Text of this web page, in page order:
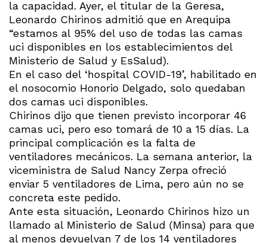
la capacidad. Ayer, el titular de la Geresa,
Leonardo Chirinos admitió que en Arequipa
“estamos al 95% del uso de todas las camas
uci disponibles en los establecimientos del
Ministerio de Salud y EsSalud).
En el caso del ‘hospital COVID-19’, habilitado en
el nosocomio Honorio Delgado, solo quedaban
dos camas uci disponibles.
Chirinos dijo que tienen previsto incorporar 46
camas uci, pero eso tomará de 10 a 15 días. La
principal complicación es la falta de
ventiladores mecánicos. La semana anterior, la
viceministra de Salud Nancy Zerpa ofreció
enviar 5 ventiladores de Lima, pero aún no se
concreta este pedido.
Ante esta situación, Leonardo Chirinos hizo un
llamado al Ministerio de Salud (Minsa) para que
al menos devuelvan 7 de los 14 ventiladores